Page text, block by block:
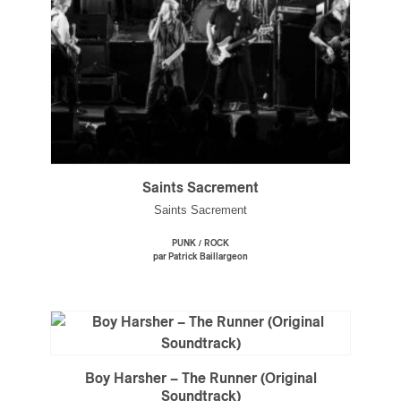
Saints Sacrement
Saints Sacrement
PUNK / ROCK
par Patrick Baillargeon
Boy Harsher – The Runner (Original
Soundtrack)